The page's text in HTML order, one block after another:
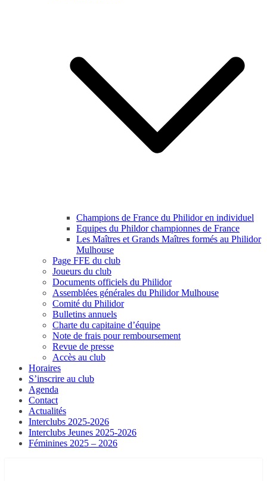
Champions de France du Philidor en individuel
Equipes du Phildor championnes de France
Les Maîtres et Grands Maîtres formés au Philidor
Mulhouse
Page FFE du club
Joueurs du club
Documents officiels du Philidor
Assemblées générales du Philidor Mulhouse
Comité du Philidor
Bulletins annuels
Charte du capitaine d’équipe
Note de frais pour remboursement
Revue de presse
Accès au club
Horaires
S’inscrire au club
Agenda
Contact
Actualités
Interclubs 2025-2026
Interclubs Jeunes 2025-2026
Féminines 2025 – 2026